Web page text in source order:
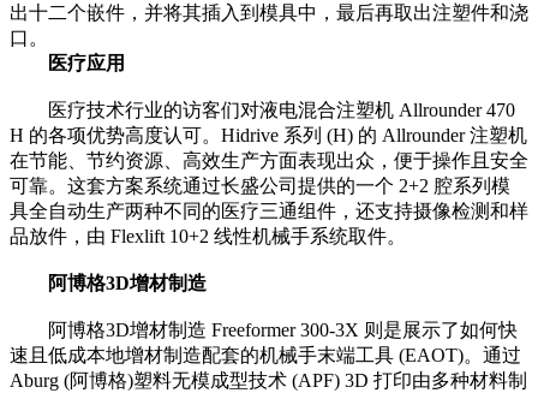
出十二个嵌件，并将其插入到模具中，最后再取出注塑件和浇
口。
医疗应用
医疗技术行业的访客们对液电混合注塑机 Allrounder 470
H 的各项优势高度认可。Hidrive 系列 (H) 的 Allrounder 注塑机
在节能、节约资源、高效生产方面表现出众，便于操作且安全
可靠。这套方案系统通过长盛公司提供的一个 2+2 腔系列模
具全自动生产两种不同的医疗三通组件，还支持摄像检测和样
品放件，由 Flexlift 10+2 线性机械手系统取件。
阿博格3D增材制造
阿博格3D增材制造 Freeformer 300-3X 则是展示了如何快
速且低成本地增材制造配套的机械手末端工具 (EAOT)。通过
Aburg (阿博格)塑料无模成型技术 (APF) 3D 打印由多种材料制